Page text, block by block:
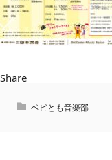
Share
ベビとも音楽部